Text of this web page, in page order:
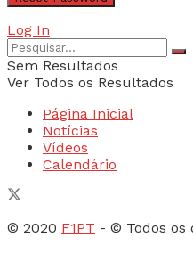
Log In
Sem Resultados
Ver Todos os Resultados
Página Inicial
Notícias
Vídeos
Calendário
© 2020 F1PT - © Todos os